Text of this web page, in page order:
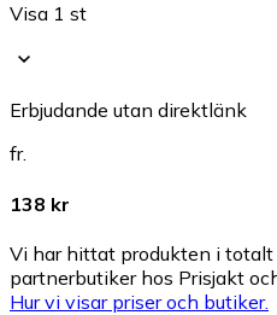
Visa 1 st
Erbjudande utan direktlänk
fr.
138 kr
Vi har hittat produkten i totalt
partnerbutiker hos Prisjakt
Hur vi visar priser och butiker.